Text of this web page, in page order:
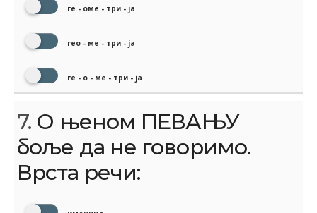
ге - оме - три - ја
гео - ме - три - ја
ге - о - ме - три - ја
7. О њеном ПЕВАЊУ
боље да не говоримо.
Врста речи: